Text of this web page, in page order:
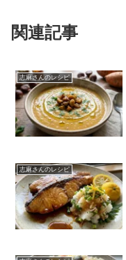
関連記事
志麻さんのレシピ
志麻さんのレシピ